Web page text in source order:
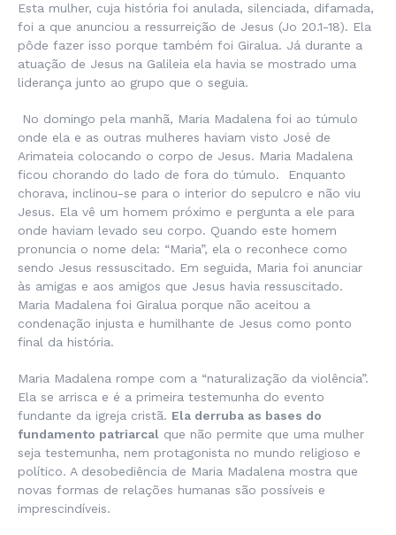
Esta mulher, cuja história foi anulada, silenciada, difamada,
foi a que anunciou a ressurreição de Jesus (Jo 20.1-18). Ela
pôde fazer isso porque também foi Giralua. Já durante a
atuação de Jesus na Galileia ela havia se mostrado uma
liderança junto ao grupo que o seguia.
No domingo pela manhã, Maria Madalena foi ao túmulo
onde ela e as outras mulheres haviam visto José de
Arimateia colocando o corpo de Jesus. Maria Madalena
ficou chorando do lado de fora do túmulo. Enquanto
chorava, inclinou-se para o interior do sepulcro e não viu
Jesus. Ela vê um homem próximo e pergunta a ele para
onde haviam levado seu corpo. Quando este homem
pronuncia o nome dela: “Maria”, ela o reconhece como
sendo Jesus ressuscitado. Em seguida, Maria foi anunciar
às amigas e aos amigos que Jesus havia ressuscitado.
Maria Madalena foi Giralua porque não aceitou a
condenação injusta e humilhante de Jesus como ponto
final da história.
Maria Madalena rompe com a “naturalização da violência”.
Ela se arrisca e é a primeira testemunha do evento
fundante da igreja cristã. Ela derruba as bases do
fundamento patriarcal que não permite que uma mulher
seja testemunha, nem protagonista no mundo religioso e
político. A desobediência de Maria Madalena mostra que
novas formas de relações humanas são possíveis e
imprescindíveis.